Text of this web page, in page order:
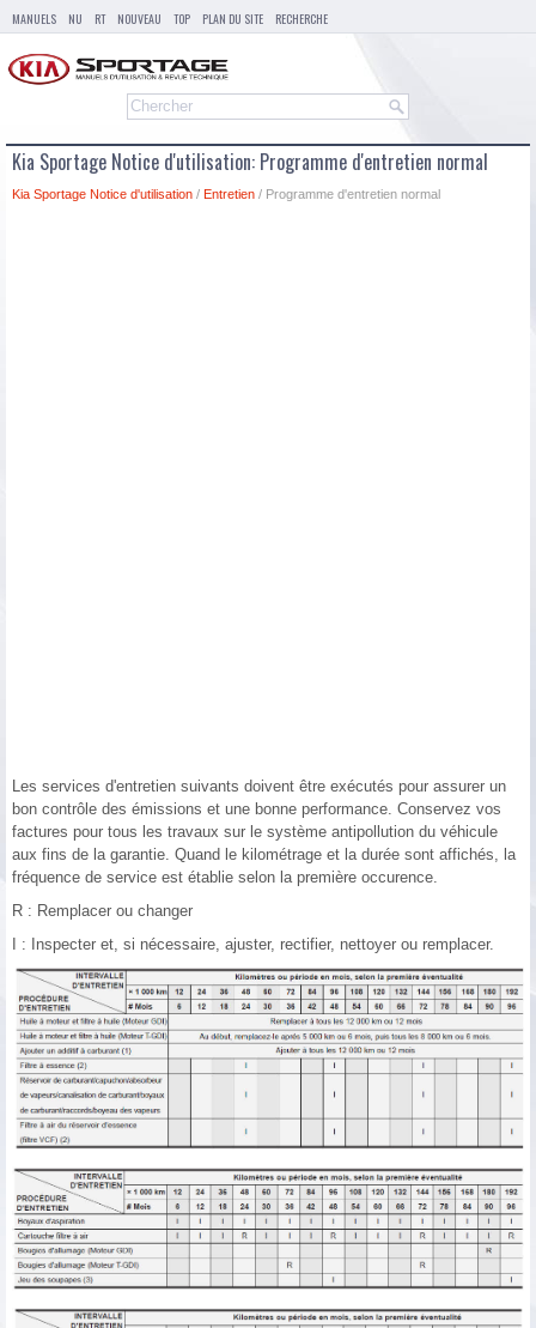
MANUELS NU RT NOUVEAU TOP PLAN DU SITE RECHERCHE
Kia Sportage Notice d'utilisation: Programme d'entretien normal
Kia Sportage Notice d'utilisation / Entretien / Programme d'entretien normal
Les services d'entretien suivants doivent être exécutés pour assurer un
bon contrôle des émissions et une bonne performance. Conservez vos
factures pour tous les travaux sur le système antipollution du véhicule
aux fins de la garantie. Quand le kilométrage et la durée sont affichés, la
fréquence de service est établie selon la première occurence.
R : Remplacer ou changer
I : Inspecter et, si nécessaire, ajuster, rectifier, nettoyer ou remplacer.